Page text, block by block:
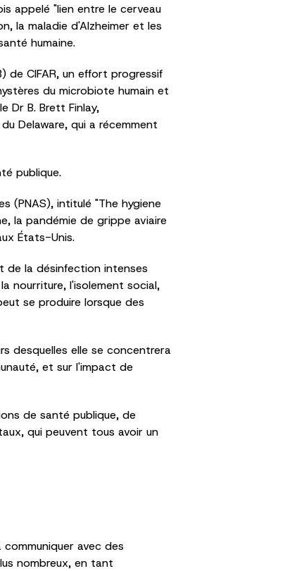
appelé "lien entre le cerveau
la maladie d'Alzheimer et les
humaine.
de CIFAR, un effort progressif
du microbiote humain et
Dr B. Brett Finlay,
Delaware, qui a récemment
publique.
(PNAS), intitulé "The hygiene
la pandémie de grippe aviaire
États-Unis.
de la désinfection intenses
nourriture, l'isolement social,
se produire lorsque des
desquelles elle se concentrera
et sur l'impact de
de santé publique, de
qui peuvent tous avoir un
avec des
nombreux, en tant